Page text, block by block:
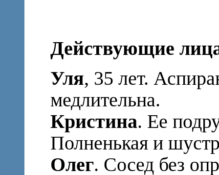
Действующие
Уля, 35 лет.
медлительна.
Кристина. Ее
Полненькая и
Олег. Сосед без